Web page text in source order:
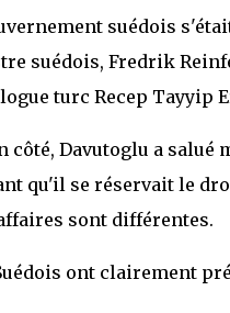
suédois
suédois, Fredrik
turc Recep Tayyip
côté, Davutoglu a
qu'il se réservait le
sont différentes.
ont clairement